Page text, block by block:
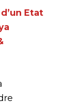
Etat